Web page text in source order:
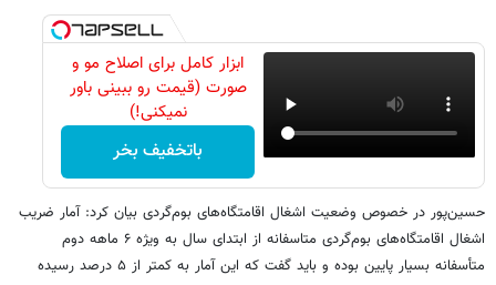
ابزار کامل برای اصلاح مو و
صورت (قیمت رو ببینی باور
نمیکنی!)
باتخفیف بخر
حسین‌پور در خصوص وضعیت اشغال اقامتگاه‌های بوم‌گردی بیان کرد: آمار ضریب
اشغال اقامتگاه‌های بوم‌گردی متاسفانه از ابتدای سال به ویژه ۶ ماهه دوم
متأسفانه بسیار پایین بوده و باید گفت که این آمار به کمتر از ۵ درصد رسیده